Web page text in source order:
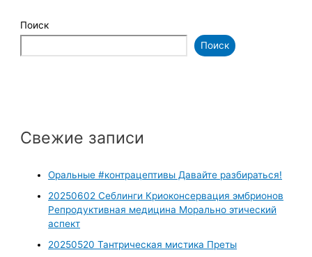
Поиск
Поиск
Свежие записи
Оральные #контрацептивы Давайте разбираться!
20250602 Себлинги Криоконсервация эмбрионов
Репродуктивная медицина Морально этический
аспект
20250520 Тантрическая мистика Преты